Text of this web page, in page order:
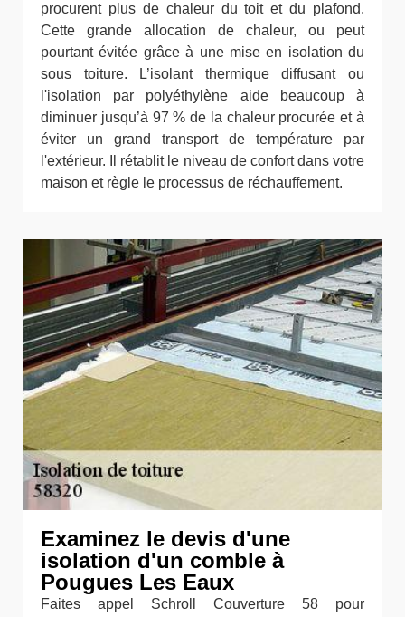
procurent plus de chaleur du toit et du plafond.
Cette grande allocation de chaleur, ou peut
pourtant évitée grâce à une mise en isolation du
sous toiture. L’isolant thermique diffusant ou
l'isolation par polyéthylène aide beaucoup à
diminuer jusqu’à 97 % de la chaleur procurée et à
éviter un grand transport de température par
l'extérieur. Il rétablit le niveau de confort dans votre
maison et règle le processus de réchauffement.
Examinez le devis d'une
isolation d'un comble à
Pougues Les Eaux
Faites appel Schroll Couverture 58 pour